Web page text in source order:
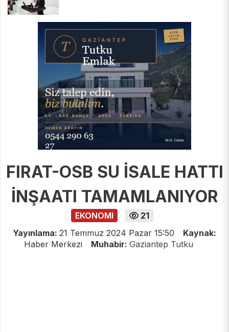
FIRAT-OSB SU İSALE HATTI
İNŞAATI TAMAMLANIYOR
EKONOMI
21
Yayınlama: 21 Temmuz 2024 Pazar 15:50
Kaynak:
Haber Merkezi
Muhabir: Gaziantep Tutku